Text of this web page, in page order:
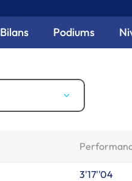
Bilans Podiums
3'17''04